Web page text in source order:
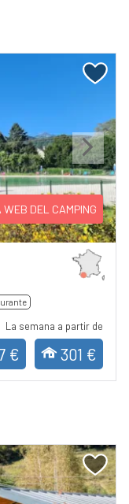
Next
WEB DEL CAMPING
La semana a partir de
€ 301 €